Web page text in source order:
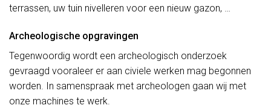
terrassen, uw tuin nivelleren voor een nieuw gazon, …
Archeologische opgravingen
Tegenwoordig wordt een archeologisch onderzoek
gevraagd vooraleer er aan civiele werken mag begonnen
worden. In samenspraak met archeologen gaan wij met
onze machines te werk.